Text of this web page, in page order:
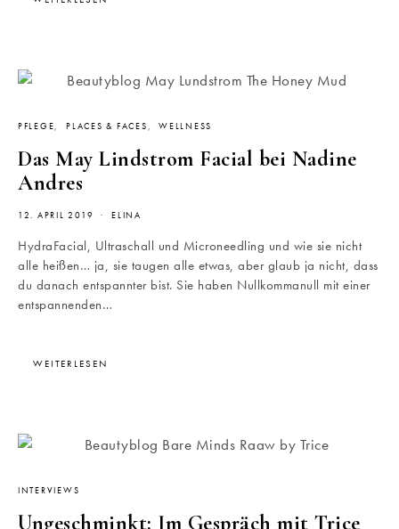
PFLEGE PLACES & FACES WELLNESS
Das May Lindstrom Facial bei Nadine
Andres
12. APRIL 2019 ELINA
HydraFacial, Ultraschall und Microneedling und wie sie nicht
alle heißen… ja, sie taugen alle etwas, aber glaub ja nicht, dass
du danach entspannter bist. Sie haben Nullkommanull mit einer
entspannenden…
WEITERLESEN
INTERVIEWS
Ungeschminkt: Im Gespräch mit Trice